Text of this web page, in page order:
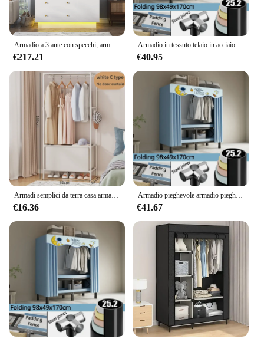
€217.21
Armadio in tessuto telaio in acciaio pieghevole semplice e durevole armadio guardaroba armadio camera da letto mobili installazione-armadio gratuito
€40.95
€16.36
Armadio pieghevole armadio pieghevole senza installazione con tenda dello schermo scaffale antipolvere per guardaroba in tessuto con struttura in acciaio durevole semplice
€41.67